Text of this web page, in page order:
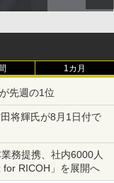
1カ月
先週の1位
将輝氏が8月1日付で
務提携、社内6000人
RICOH」を展開へ